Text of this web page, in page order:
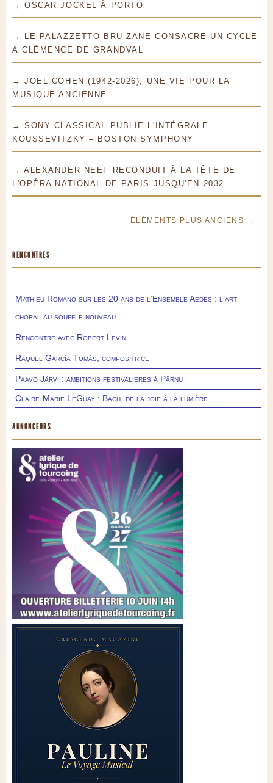
→ OSCAR JOCKEL À PORTO
→ LE PALAZZETTO BRU ZANE CONSACRE UN CYCLE
À CLÉMENCE DE GRANDVAL
→ JOEL COHEN (1942-2026), UNE VIE POUR LA
MUSIQUE ANCIENNE
→ SONY CLASSICAL PUBLIE L'INTÉGRALE
KOUSSEVITZKY – BOSTON SYMPHONY
→ ALEXANDER NEEF RECONDUIT À LA TÊTE DE
L'OPÉRA NATIONAL DE PARIS JUSQU'EN 2032
ÉLÉMENTS PLUS ANCIENS →
RENCONTRES
Mathieu Romano sur les 20 ans de l’Ensemble Aedes : l’art
choral au souffle nouveau
Rencontre avec Robert Levin
Raquel García Tomás, compositrice
Paavo Järvi : ambitions festivalières à Pärnu
Claire-Marie LeGuay : Bach, de la joie à la lumière
ANNONCEURS